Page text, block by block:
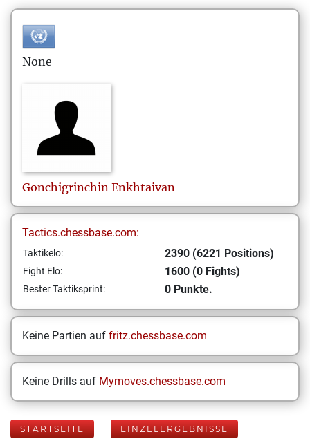
None
Gonchigrinchin Enkhtaivan
Tactics.chessbase.com:
Taktikelo: 2390 (6221 Positions)
Fight Elo: 1600 (0 Fights)
Bester Taktiksprint: 0 Punkte.
Keine Partien auf fritz.chessbase.com
Keine Drills auf Mymoves.chessbase.com
STARTSEITE EINZELERGEBNISSE